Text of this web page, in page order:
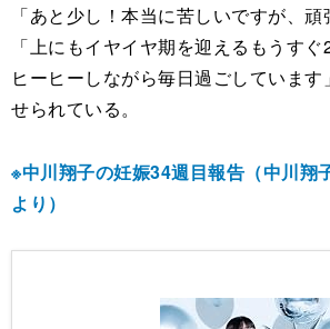
「あと少し！本当に苦しいですが、頑
「上にもイヤイヤ期を迎えるもうす
ヒーヒーしながら毎日過ごしていま
せられている。
※中川翔子の妊娠34週目報告（中川翔
より）